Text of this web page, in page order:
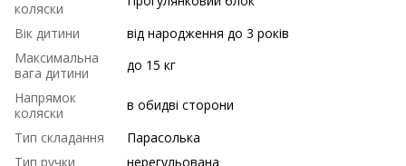
коляски
Вік дитини
від народження до 3 років
Максимальна
вага дитини
до 15 кг
Напрямок
коляски
в обидві сторони
Тип складання
Парасолька
Тип ручки
нерегульована